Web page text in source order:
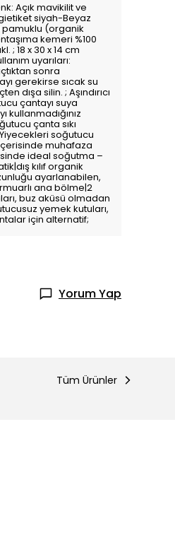
Açık mavikilit ve
siyah-Beyaz
pamuklu (organik
kemeri %100
; 18 x 30 x 14 cm
uyarıları:
sonra
gerekirse sıcak su
dışa silin. ; Aşındırıcı
çantayı suya
kullanmadığınız
çanta sıkı
soğutucu
muhafaza
ideal soğutma –
kılıf organik
ayarlanabilen,
ana bölme|2
buz aküsü olmadan
yemek kutuları,
için alternatif;
Yorum Yap
Tüm Ürünler